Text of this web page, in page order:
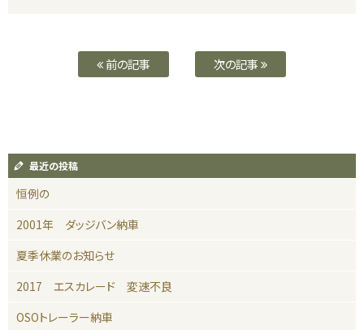
前の記事 次の記事
最近の投稿
恒例の
2001年 ダッジバン納車
夏季休業のお知らせ
2017 エスカレード 変速不良
OSOトレーラー納車